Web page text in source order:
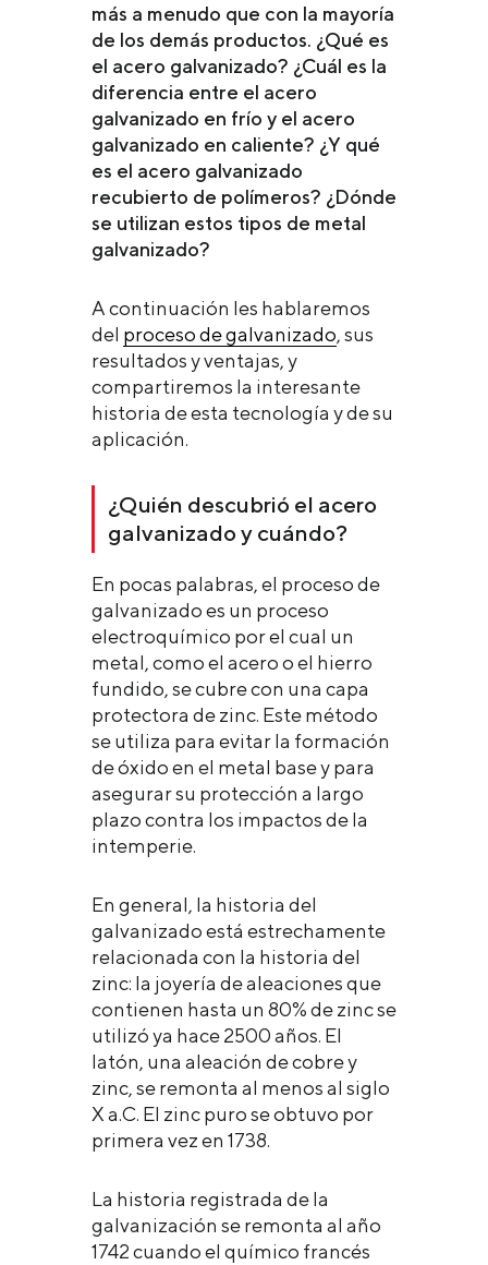
más a menudo que con la mayoría
de los demás productos. ¿Qué es
el acero galvanizado? ¿Cuál es la
diferencia entre el acero
galvanizado en frío y el acero
galvanizado en caliente? ¿Y qué
es el acero galvanizado
recubierto de polímeros? ¿Dónde
se utilizan estos tipos de metal
galvanizado?
A continuación les hablaremos
del proceso de galvanizado, sus
resultados y ventajas, y
compartiremos la interesante
historia de esta tecnología y de su
aplicación.
¿Quién descubrió el acero
galvanizado y cuándo?
En pocas palabras, el proceso de
galvanizado es un proceso
electroquímico por el cual un
metal, como el acero o el hierro
fundido, se cubre con una capa
protectora de zinc. Este método
se utiliza para evitar la formación
de óxido en el metal base y para
asegurar su protección a largo
plazo contra los impactos de la
intemperie.
En general, la historia del
galvanizado está estrechamente
relacionada con la historia del
zinc: la joyería de aleaciones que
contienen hasta un 80% de zinc se
utilizó ya hace 2500 años. El
latón, una aleación de cobre y
zinc, se remonta al menos al siglo
X a.C. El zinc puro se obtuvo por
primera vez en 1738.
La historia registrada de la
galvanización se remonta al año
1742 cuando el químico francés